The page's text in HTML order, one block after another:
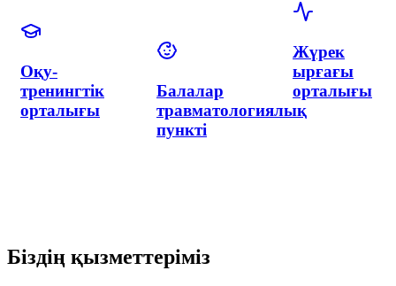
департаменті
Гинекология
департаменті
департаменті
Біздің қызметтеріміз